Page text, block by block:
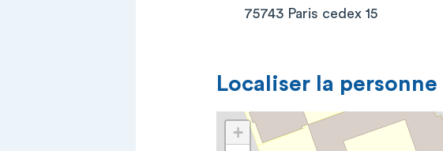
75743 Paris cedex 15
Localiser la personne
+